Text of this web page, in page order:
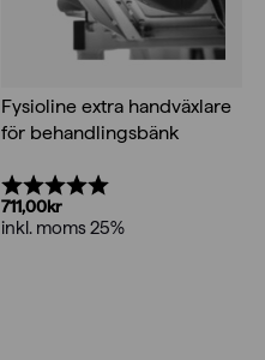
Fysioline extra handväxlare
för behandlingsbänk
Betyg:
711,00kr
inkl. moms 25%